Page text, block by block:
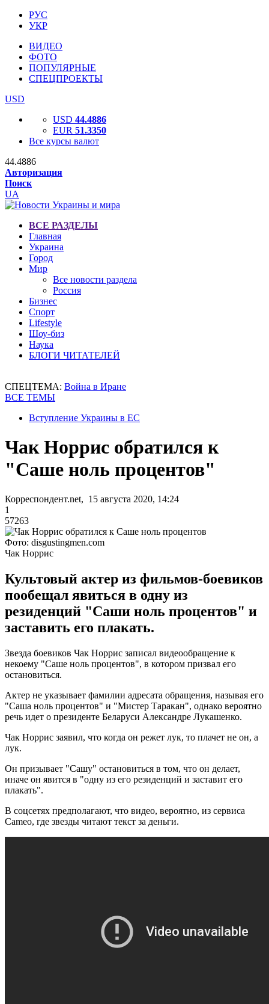
РУС
УКР
ВИДЕО
ФОТО
ПОПУЛЯРНЫЕ
СПЕЦПРОЕКТЫ
USD
USD 44.4886
EUR 51.3350
Все курсы валют
44.4886
Авторизация
Поиск
UA
ВСЕ РАЗДЕЛЫ
Главная
Украина
Город
Мир
Все новости раздела
Россия
Бизнес
Спорт
Lifestyle
Шоу-биз
Наука
БЛОГИ ЧИТАТЕЛЕЙ
СПЕЦТЕМА: Война в Иране
ВСЕ ТЕМЫ
Вступление Украины в ЕС
Чак Норрис обратился к
"Саше ноль процентов"
Корреспондент.net, 15 августа 2020, 14:24
1
57263
Фото: disgustingmen.com
Чак Норрис
Культовый актер из фильмов-боевиков
пообещал явиться в одну из
резиденций "Саши ноль процентов" и
заставить его плакать.
Звезда боевиков Чак Норрис записал видеообращение к
некоему "Саше ноль процентов", в котором призвал его
остановиться.
Актер не указывает фамилии адресата обращения, называя его
"Саша ноль процентов" и "Мистер Таракан", однако вероятно
речь идет о президенте Беларуси Александре Лукашенко.
Чак Норрис заявил, что когда он режет лук, то плачет не он, а
лук.
Он призывает "Сашу" остановиться в том, что он делает,
иначе он явится в "одну из его резиденций и заставит его
плакать".
В соцсетях предполагают, что видео, вероятно, из сервиса
Cameo, где звезды читают текст за деньги.